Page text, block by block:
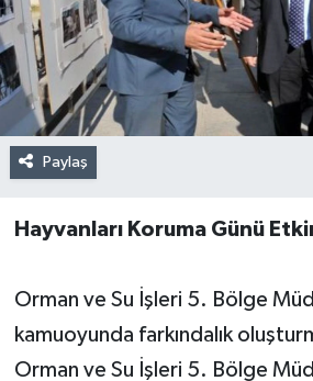
Paylaş
Hayvanları Koruma Günü
Orman ve Su İşleri 5. Bölge
kamuoyunda farkındalık
Orman ve Su İşleri 5. Bölge